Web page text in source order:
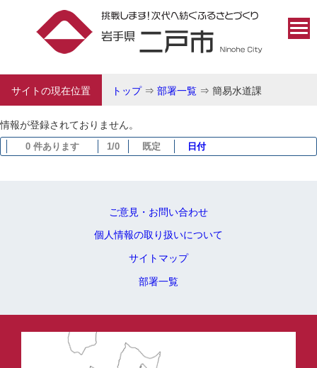
サイトの現在位置 トップ⇒ 部署一覧 ⇒ 簡易水道課
情報が登録されておりません。
0 件あります 1/0 既定 日付
ご意見・お問い合わせ
個人情報の取り扱いについて
サイトマップ
部署一覧